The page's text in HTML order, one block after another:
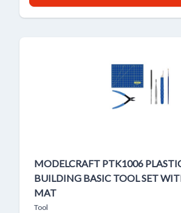
MODELCRAFT PTK1006
BUILDING BASIC TOOL SET
MAT
Tool